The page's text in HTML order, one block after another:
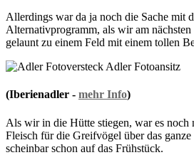
Allerdings war da ja noch die Sache mit
Alternativprogramm, als wir am
gelaunt zu einem Feld mit einem tollen
(Iberienadler - mehr Info)
Als wir in die Hütte stiegen, war es noch
Fleisch für die Greifvögel über das
scheinbar schon auf das Frühstück.